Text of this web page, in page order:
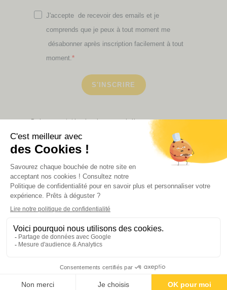
J'accepte de recevoir des emails et je
comprends que je peux à tout moment me
désabonner après inscription facilement à tout
moment.
S'INSCRIRE
Retrouvez ici toutes les newsletters que vous avez
VOIR NOS PARTENAIRES
LA BOUTIQUE